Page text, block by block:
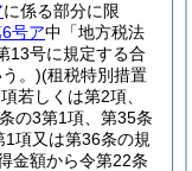
に係る部分に限
号ア中「地方税法
13号に規定する合
。)(租税特別措置
若しくは第2項、
の3第1項、第35条
項又は第36条の規
金額から令第22条